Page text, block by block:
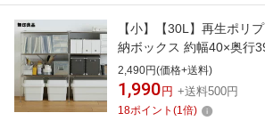
【小】【30L】再生ポリ
納ボックス 約幅40×奥行
ングストック 備蓄 防災【
2,490円(価格+送料)
1,990 円 +送料500円
18ポイント (1倍)